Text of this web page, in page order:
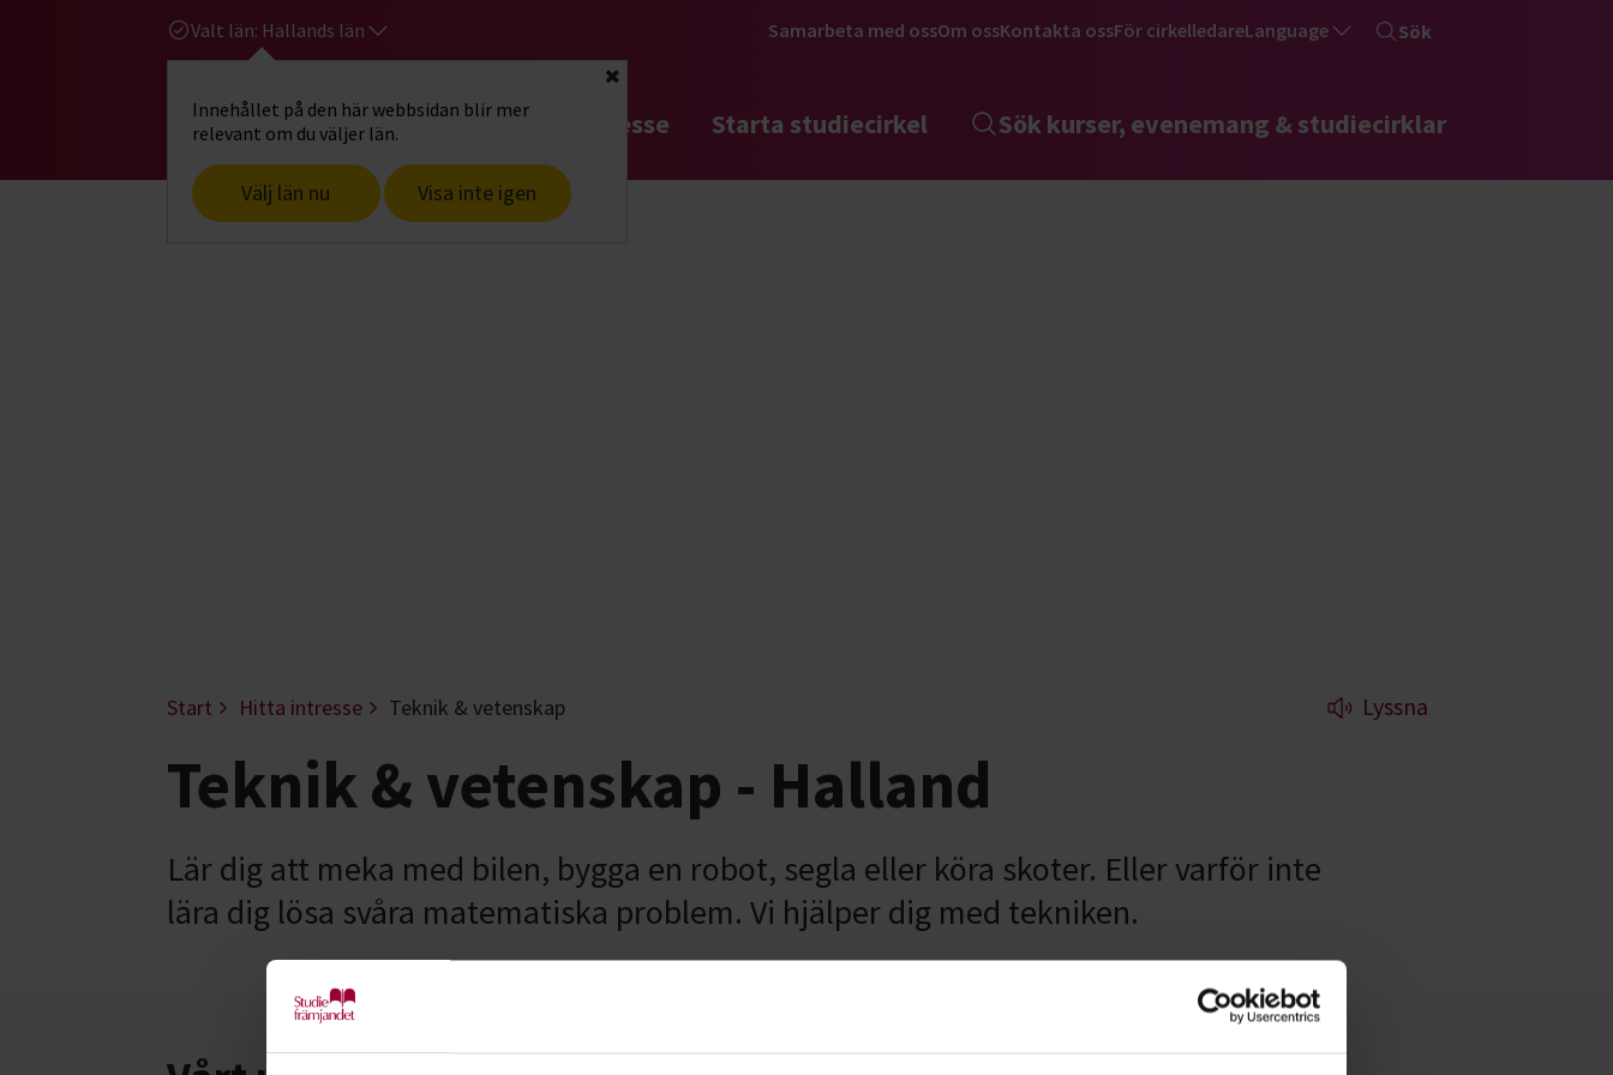
Valt län: Hallands län
Innehållet på den här webbsidan blir mer
relevant om du väljer län.
Välj län nu Visa inte igen
Stäng
Samarbeta med ossOm ossKontakta ossFör cirkelledareLanguage Sök
Gå till studiefrämjandets startsidaHitta intresse Starta studiecirkel Sök kurser, evenemang & studiecirklar
Start Hitta intresse Teknik & vetenskap Lyssna
Teknik & vetenskap - Halland
Lär dig att meka med bilen, bygga en robot, segla eller köra skoter. Eller varför inte
lära dig lösa svåra matematiska problem. Vi hjälper dig med tekniken.